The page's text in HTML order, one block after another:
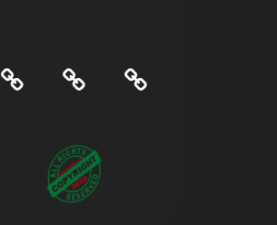
Kontakt ImpressumDatenschutz